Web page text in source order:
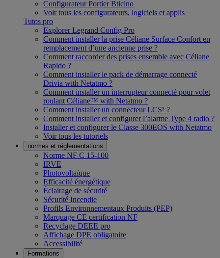
Configurateur Portier Bticino
Voir tous les configurateurs, logiciels et applis
Tutos pro
Explorer Legrand Config Pro
Comment installer la prise Céliane Surface Confort en
remplacement d’une ancienne prise ?
Comment raccorder des prises ensemble avec Céliane
Rapido ?
Comment installer le pack de démarrage connecté
Drivia with Netatmo ?
Comment installer un interrupteur connecté pour volet
roulant Céliane™ with Netatmo ?
Comment installer un connecteur LCS³ ?
Comment installer et configurer l’alarme Type 4 radio ?
Installer et configurer le Classe 300EOS with Netatmo
Voir tous les tutoriels
normes et réglementations
Norme NF C 15-100
IRVE
Photovoltaïque
Efficacité énergétique
Éclairage de sécurité
Sécurité Incendie
Profils Environnementaux Produits (PEP)
Marquage CE certification NF
Recyclage DEEE pro
Affichage DPE obligatoire
Accessibilité
Formations